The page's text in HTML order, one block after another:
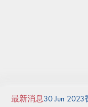
最新消息30 Jun 2023